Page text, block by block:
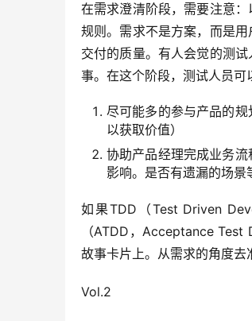
在需求澄清阶段，需要注意
规则。需求不是方案，而是
交付的质量。有人会觉的测
事。在这个阶段，测试人员可
尽可能多的参与产品的
以获取价值）
协助产品经理完成业务
影响。是否有遗漏的场景
如果TDD（Test Driven
（ATDD，Acceptance
故事卡片上。从需求的角度
Vol.2